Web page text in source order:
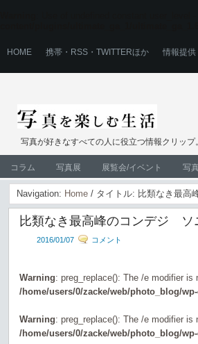
HOME 携帯・RSS・TWITTERほか 情報提供
写真が好きなすべての人に役立つ情報クリッ
コラム 写真展 展覧会/イベント 写
Navigation: Home / タイトル: 比類なき最高
比類なき最高峰のコンデジ ソ
2016/01/07 コメント
Warning: preg_replace(): The /e modifier
/home/users/0/zacke/web/photo_blog/
Warning: preg_replace(): The /e modifier
/home/users/0/zacke/web/photo_blog/